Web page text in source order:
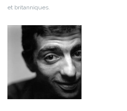
et britanniques.